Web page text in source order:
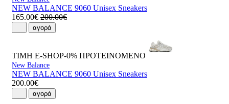
NEW BALANCE 9060 Unisex Sneakers
165.00€ 200.00€
αγορά
ΤΙΜΗ E-SHOP-0% ΠΡΟΤΕΙΝΟΜΕΝΟ
New Balance
NEW BALANCE 9060 Unisex Sneakers
200.00€
αγορά